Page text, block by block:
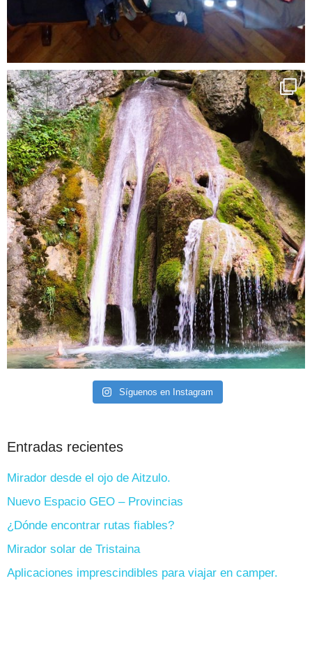
Síguenos en Instagram
Entradas recientes
Mirador desde el ojo de Aitzulo.
Nuevo Espacio GEO – Provincias
¿Dónde encontrar rutas fiables?
Mirador solar de Tristaina
Aplicaciones imprescindibles para viajar en camper.